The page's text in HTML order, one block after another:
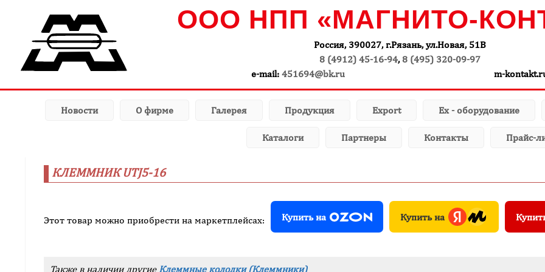
ООО НПП «МАГНИТО-
Россия, 390027, г.Рязань, ул.Новая, 51В
8 (4912) 45-16-94, 8 (495) 320-09-97
e-mail:451694@bk.ru m-
Новости О фирме Галерея Продукция Export Ex - оборудование
Каталоги Партнеры Контакты Прайс-
КЛЕММНИК UTJ5-16
Этот товар можно приобрести на маркетплейсах: Купить на Купить на
Также в наличии другие Клеммные колодки (Клеммники)